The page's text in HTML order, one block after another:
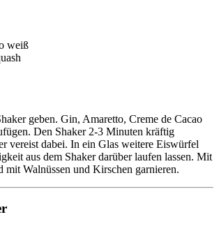
weiß
geben. Gin, Amaretto, Creme de Cacao
Den Shaker 2-3 Minuten kräftig
vereist dabei. In ein Glas weitere Eiswürfel
aus dem Shaker darüber laufen lassen. Mit
Walnüssen und Kirschen garnieren.